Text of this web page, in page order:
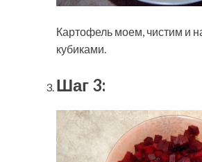
Картофель моем, чистим и
кубиками.
Шаг 3: